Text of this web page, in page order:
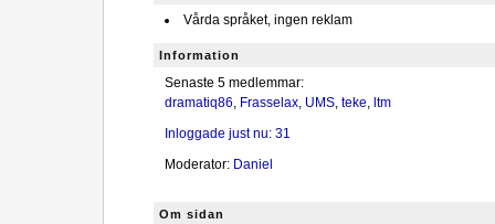
Vårda språket, ingen reklam
Information
Senaste 5 medlemmar:
dramatiq86, Frasselax, UMS, teke, ltm
Inloggade just nu: 31
Moderator: Daniel
Om sidan